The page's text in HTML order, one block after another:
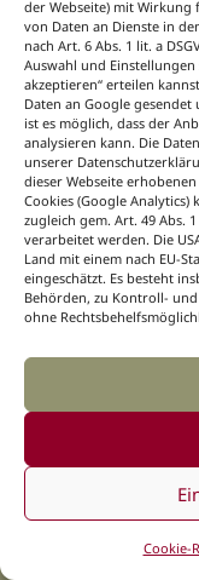
der Webseite) mit
von Daten an Dienste in
nach Art. 6 Abs. 1 lit. a
Auswahl und
akzeptieren“ erteilen
Daten an Google
ist es möglich, dass der
analysieren kann. Die
unserer
dieser Webseite
Cookies (Google Analytics)
zugleich gem. Art. 49 Abs.
verarbeitet werden. Die
Land mit einem nach EU-
eingeschätzt. Es besteht
Behörden, zu Kontroll-
ohne
Cookie-
Netzwerk
Online-Shop
BLOOM’s
Agentur
liebesland-
BLOOM’s